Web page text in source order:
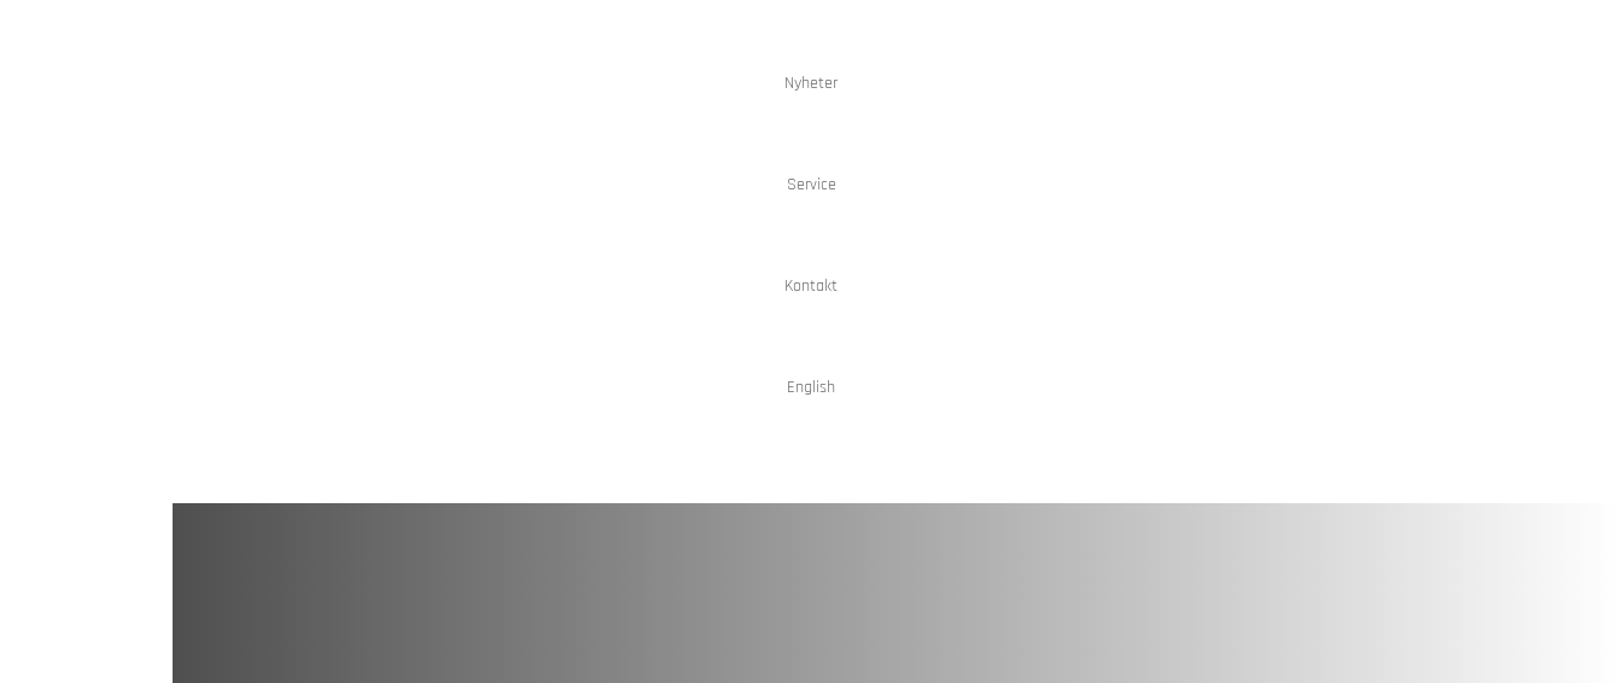
Nyheter
Service
Kontakt
English